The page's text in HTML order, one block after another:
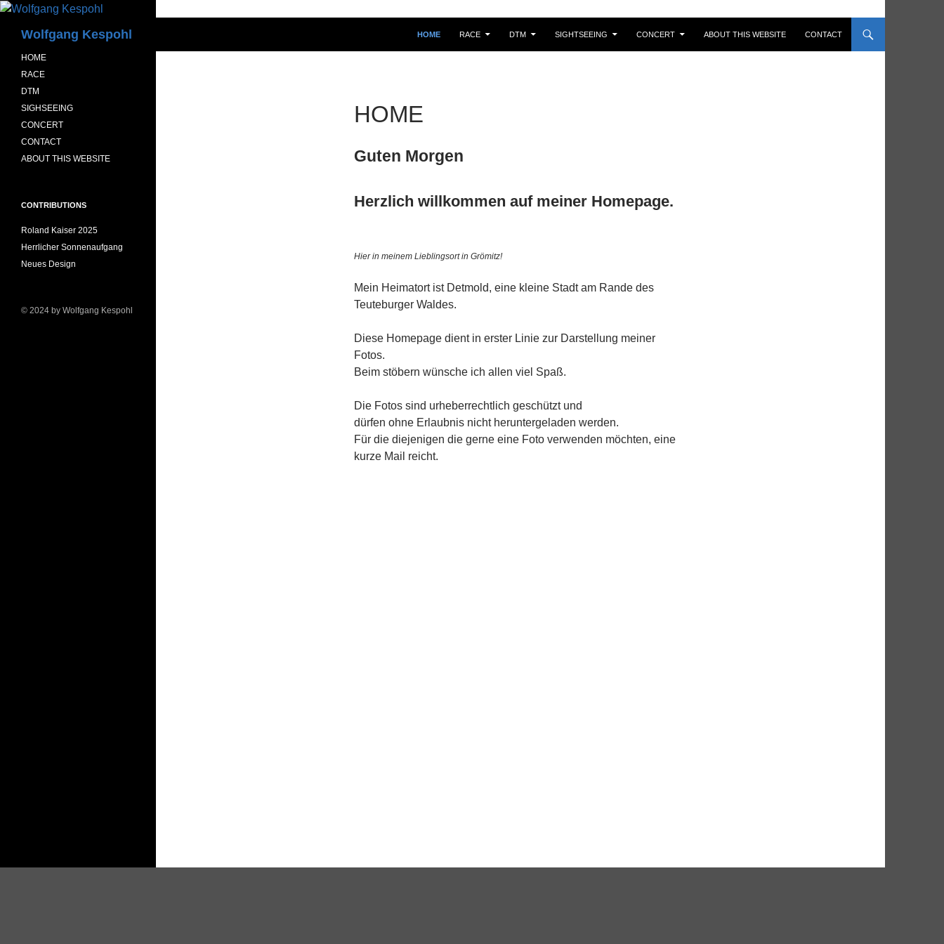
Zum
springenWolfgang Kespohl HOME RACE DTM SIGHTSEEING CONCERT ABOUT THIS WEBSITE CONTACT
HOME
Guten Morgen
Herzlich willkommen auf meiner Homepage.
Hier in meinem Lieblingsort in Grömitz!
Mein Heimatort ist Detmold, eine kleine Stadt am Rande des
Teuteburger Waldes.
Diese Homepage dient in erster Linie zur Darstellung meiner
Fotos.
Beim stöbern wünsche ich allen viel Spaß.
Die Fotos sind urheberrechtlich geschützt und
dürfen ohne Erlaubnis nicht heruntergeladen werden.
Für die diejenigen die gerne eine Foto verwenden möchten, eine
kurze Mail reicht.
HOME
RACE
DTM
SIGHSEEING
CONCERT
CONTACT
ABOUT THIS WEBSITE
CONTRIBUTIONS
Roland Kaiser 2025
Herrlicher Sonnenaufgang
Neues Design
© 2024 by Wolfgang Kespohl